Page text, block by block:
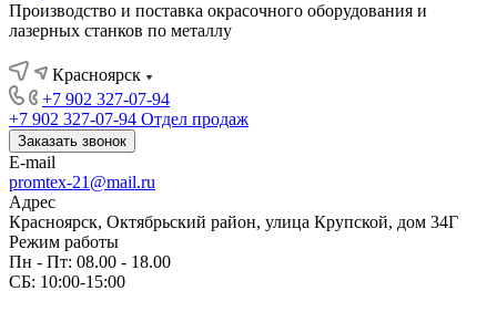
Производство и поставка окрасочного оборудования и
лазерных станков по металлу
Красноярск
+7 902 327-07-94
+7 902 327-07-94 Отдел продаж
Заказать звонок
E-mail
promtex-21@mail.ru
Адрес
Красноярск, Октябрьский район, улица Крупской, дом 34Г
Режим работы
Пн - Пт: 08.00 - 18.00
СБ: 10:00-15:00